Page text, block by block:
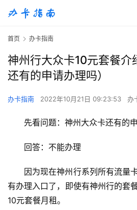
首页 办卡指南
神州行大众卡10元套餐介
还有的申请办理吗）
办卡指南 2022年10月21日 09:23:53 办
先看问题：神州大众卡还有的
回答：不能办理
因为现在神州行系列所有流量
有办理入口了，即使有神州行的套
10元套餐月租。